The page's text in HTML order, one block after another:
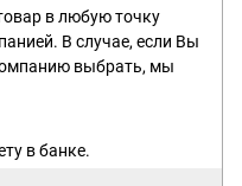
в любую точку
В случае, если Вы
выбрать, мы
в банке.